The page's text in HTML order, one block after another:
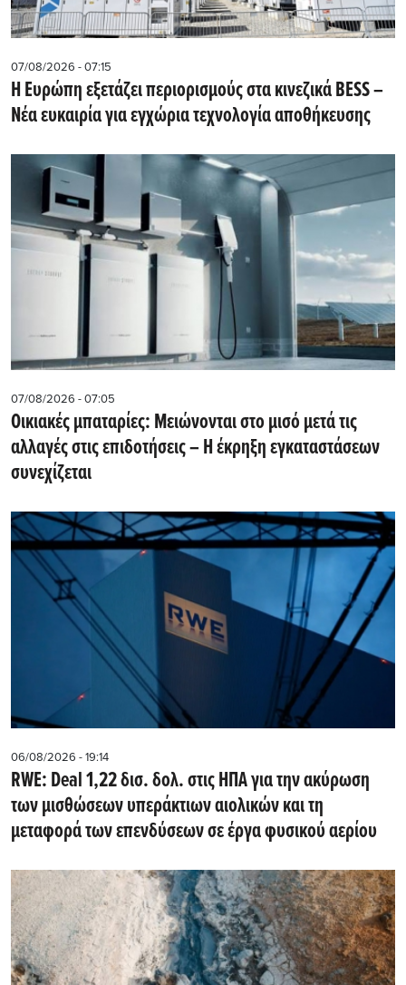
07/08/2026 - 07:15
Η Ευρώπη εξετάζει περιορισμούς στα κινεζικά BESS –
Νέα ευκαιρία για εγχώρια τεχνολογία αποθήκευσης
07/08/2026 - 07:05
Οικιακές μπαταρίες: Μειώνονται στο μισό μετά τις
αλλαγές στις επιδοτήσεις – Η έκρηξη εγκαταστάσεων
συνεχίζεται
06/08/2026 - 19:14
RWE: Deal 1,22 δισ. δολ. στις ΗΠΑ για την ακύρωση
των μισθώσεων υπεράκτιων αιολικών και τη
μεταφορά των επενδύσεων σε έργα φυσικού αερίου